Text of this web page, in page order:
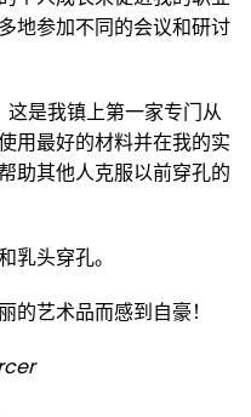
地参加不同的会议和研讨
是我镇上第一家专门从
用最好的材料并在我的实
助其他人克服以前穿孔的
乳头穿孔。
艺术品而感到自豪！